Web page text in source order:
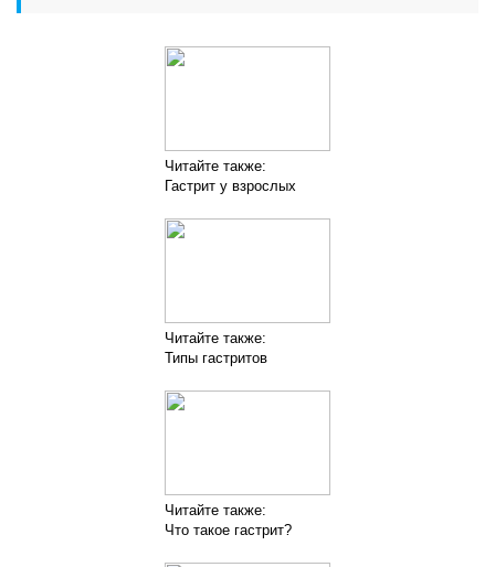
Читайте также:
Гастрит у взрослых
Читайте также:
Типы гастритов
Читайте также:
Что такое гастрит?